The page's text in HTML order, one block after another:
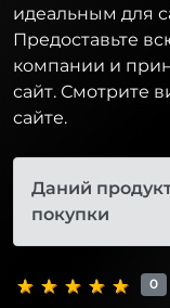
идеальным для
Предоставьте
компании и
сайт. Смотрите
сайте.
Даний
покупки
0